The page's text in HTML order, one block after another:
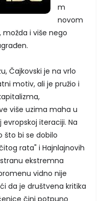
m
novom
i više nego
Čajkovski je na vrlo
motiv, ali je pružio i
više uzima maha u
evropskoj iteraciji. Na
što bi se dobilo
rata" i Hajnlajnovih
ekstremna
vidno nije
da je društvena kritika
čini potpuno